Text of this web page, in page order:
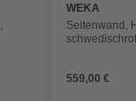
WEKA
Seitenwand,
559,00 €